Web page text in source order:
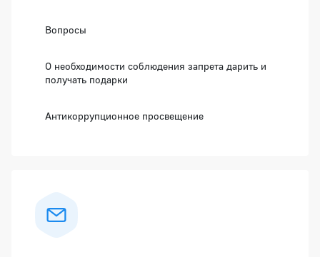
Вопросы
О необходимости соблюдения запрета дарить и
получать подарки
Антикоррупционное просвещение